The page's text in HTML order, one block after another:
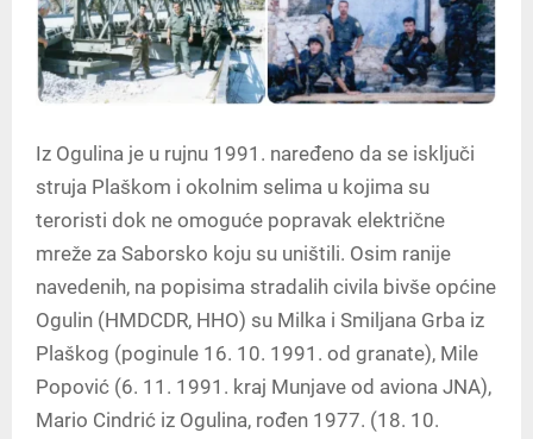
Iz Ogulina je u rujnu 1991. naređeno da se isključi
struja Plaškom i okolnim selima u kojima su
teroristi dok ne omoguće popravak električne
mreže za Saborsko koju su uništili. Osim ranije
navedenih, na popisima stradalih civila bivše općine
Ogulin (HMDCDR, HHO) su Milka i Smiljana Grba iz
Plaškog (poginule 16. 10. 1991. od granate), Mile
Popović (6. 11. 1991. kraj Munjave od aviona JNA),
Mario Cindrić iz Ogulina, rođen 1977. (18. 10.